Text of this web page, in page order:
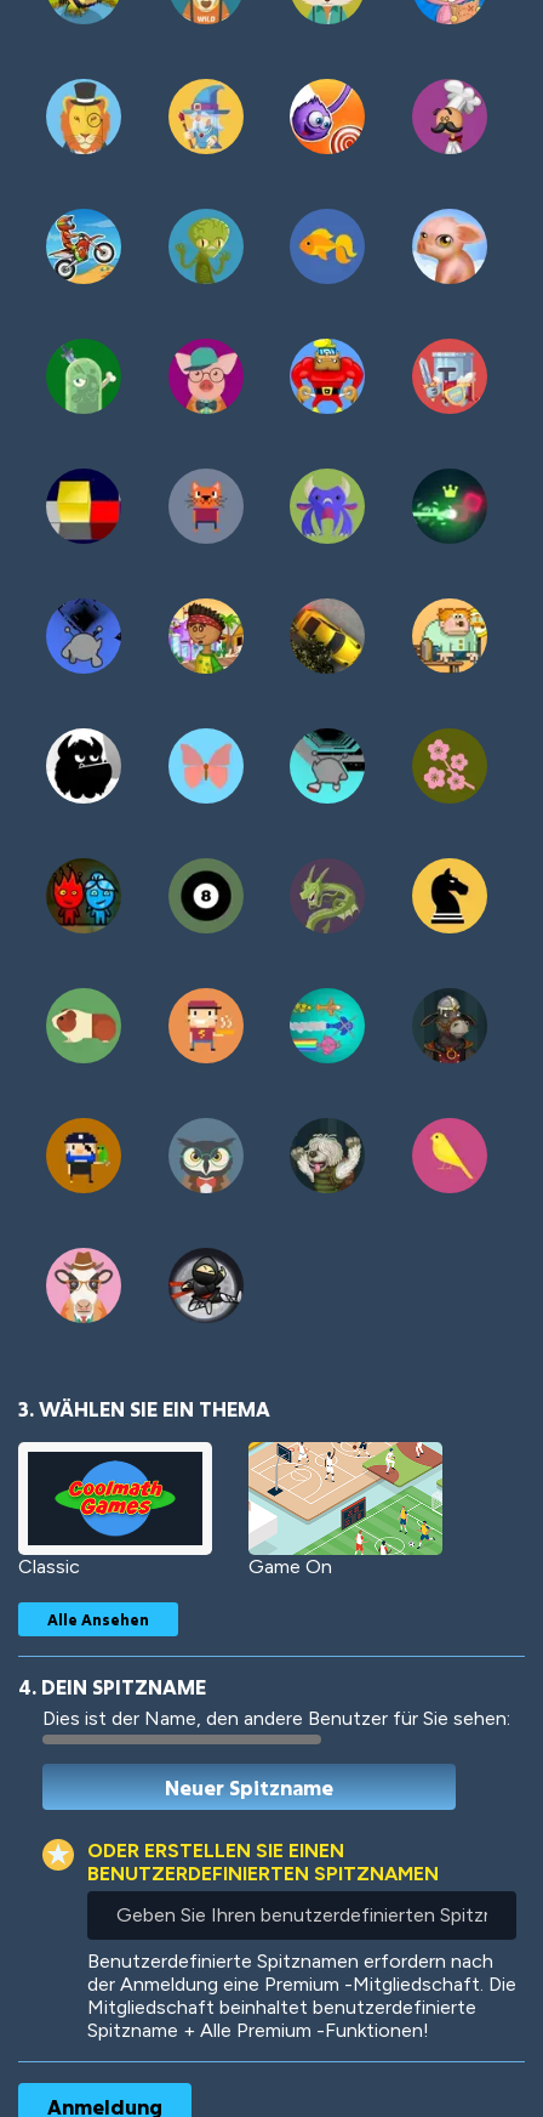
3. WÄHLEN SIE EIN THEMA
Classic Game On
Woof Jungle Cats
Colorful
Alle Ansehen
4. DEIN SPITZNAME
Dies ist der Name, den andere Benutzer für Sie sehen:
ODER ERSTELLEN SIE EINEN
BENUTZERDEFINIERTEN SPITZNAMEN
benutzerdefinierten
Spitznamen
Benutzerdefinierte Spitznamen erfordern nach
der Anmeldung eine Premium -Mitgliedschaft. Die
Mitgliedschaft beinhaltet benutzerdefinierte
Spitzname + Alle Premium -Funktionen!